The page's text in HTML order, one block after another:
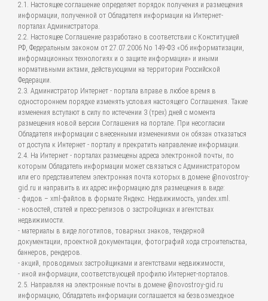
2.1. Настоящее соглашение определяет порядок получения и размещения
информации, полученной от Обладателя информации на Интернет-
порталах Администратора.
2.2. Настоящее Соглашение разработано в соответствии с Конституцией
РФ, Федеральным законом от 27.07.2006 No 149-ФЗ «Об информатизации,
информационных технологиях и о защите информации» и иными
нормативными актами, действующими на территории Российской
Федерации.
2.3. Администратор Интернет - портала вправе в любое время в
одностороннем порядке изменять условия настоящего Соглашения. Такие
изменения вступают в силу по истечении 3 (трех) дней с момента
размещения новой версии Соглашения на портале. При несогласии
Обладателя информации с внесенными изменениями он обязан отказаться
от доступа к Интернет - порталу и прекратить направление информации.
2.4. На Интернет - порталах размещены адреса электронной почты, по
которым Обладатель информации может связаться с Администратором
или его представителем электронная почта которых в домене @novostroy-
gid.ru и направить в их адрес информацию для размещения в виде:
- фидов – xml-файлов в формате Яндекс. Недвижимость, yandex.xml.
- новостей, статей и пресс-релизов о застройщиках и агентствах
недвижимости.
- материалы в виде логотипов, товарных знаков, тендерной
документации, проектной документации, фотографий хода строительства,
баннеров, рендеров.
- акций, проводимых застройщиками и агентствами недвижимости,
- иной информации, соответствующей профилю Интернет-порталов.
2.5. Направляя на электронные почты в домене @novostroy-gid.ru
информацию, Обладатель информации соглашается на безвозмездное